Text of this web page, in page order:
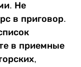
Не
в приговор.
в приемные